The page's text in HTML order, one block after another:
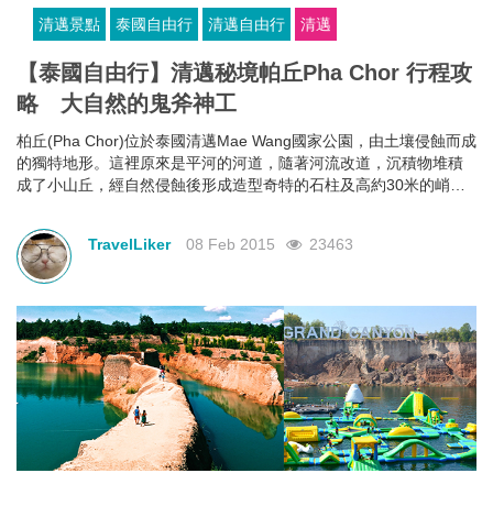
清邁景點 泰國自由行 清邁自由行 清邁
【泰國自由行】清邁秘境帕丘Pha Chor 行程攻
略 大自然的鬼斧神工
柏丘(Pha Chor)位於泰國清邁Mae Wang國家公園，由土壤侵蝕而成
的獨特地形。這裡原來是平河的河道，隨著河流改道，沉積物堆積
成了小山丘，經自然侵蝕後形成造型奇特的石柱及高約30米的峭
TravelLiker 08 Feb 2015 23463